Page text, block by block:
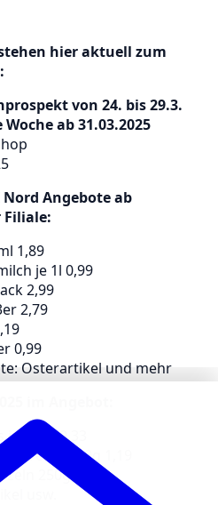
hier aktuell zum
von 24. bis 29.3.
ab 31.03.2025
Angebote ab
Filiale:
1,89
je 1l 0,99
2,99
2,79
0,99
Osterartikel und mehr
115g 0,33
Creme 200g 1,19
250g 0,79
usw.